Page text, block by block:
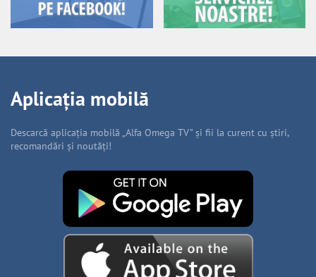
Aplicația mobilă
Descarcă aplicația mobilă „Alfa Omega TV” și fii la curent cu știri,
recomandări și noutăți!